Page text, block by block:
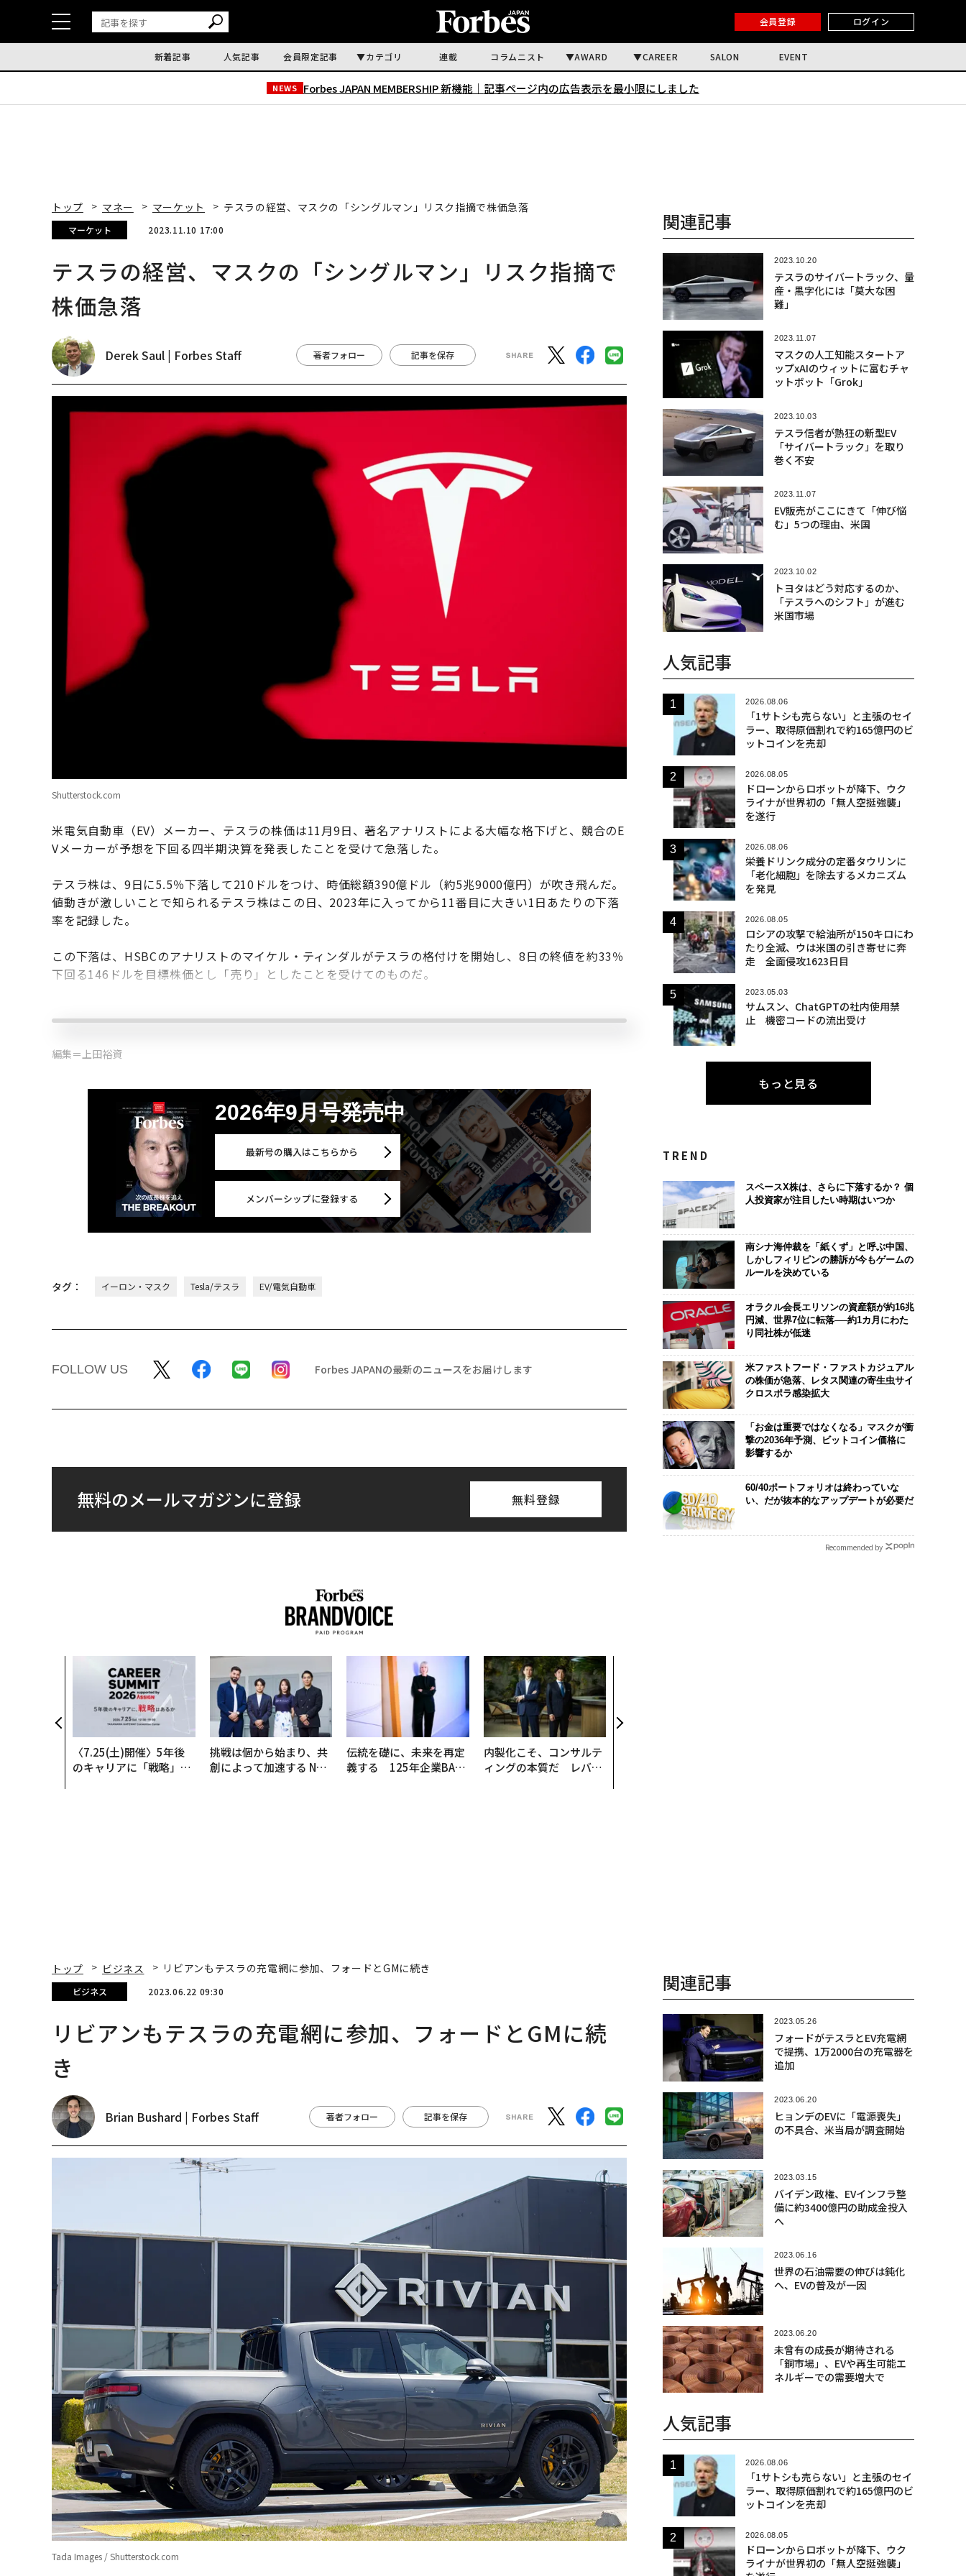
会員登録 ログイン
新着記事 人気記事 会員限定記事 カテゴリ 連載 コラムニスト AWARD CAREER SALON EVENT
NEWS Forbes JAPAN MEMBERSHIP 新機能｜ 記事ページ内の広告表示を最小限にしました
トップ マネー マーケット テスラの経営、マスクの「シングルマン」リスク指摘で株価急落
マーケット 2023.11.10 17:00
テスラの経営、マスクの「シングルマン」リスク指摘で
株価急落
Derek Saul | Forbes Staff 著者フォロー 記事を保存
Shutterstock.com
米電気自動車（EV）メーカー、テスラの株価は11月9日、著名アナリストによる大幅な格下げと、競合のE
Vメーカーが予想を下回る四半期決算を発表したことを受けて急落した。
テスラ株は、9日に5.5％下落して210ドルをつけ、時価総額390億ドル（約5兆9000億円）が吹き飛んだ。
値動きが激しいことで知られるテスラ株はこの日、2023年に入ってから11番目に大きい1日あたりの下落
率を記録した。
この下落は、HSBCのアナリストのマイケル・ティンダルがテスラの格付けを開始し、8日の終値を約33％
下回る146ドルを目標株価とし「売り」としたことを受けてのものだ。
編集＝上田裕資
2026年9月号発売中
最新号の購入はこちらから
メンバーシップに登録する
タグ： イーロン・マスク Tesla/テスラ EV/電気自動車
FOLLOW US Forbes JAPANの最新のニュースをお届けします
無料のメールマガジンに登録 無料登録
〈7.25(土)開催〉5年後
のキャリアに「戦略」は
挑戦は個から始まり、共
創によって加速する NOR
伝統を礎に、未来を再定
義する 125年企業BAT
内製化こそ、コンサルテ
ィングの本質だ レバレ
年の答え
関連記事
2023.10.20
テスラのサイバートラック、量
産・黒字化には「莫大な困
難」
2023.11.07
マスクの人工知能スタートア
ップxAIのウィットに富むチャ
ットボット「Grok」
2023.10.03
テスラ信者が熱狂の新型EV
「サイバートラック」を取り
巻く不安
2023.11.07
EV販売がここにきて「伸び悩
む」5つの理由、米国
2023.10.02
トヨタはどう対応するのか、
「テスラへのシフト」が進む
米国市場
人気記事
2026.08.06
「1サトシも売らない」と主張のセイ
ラー、取得原価割れで約165億円のビ
ットコインを売却
2026.08.05
ドローンからロボットが降下、ウク
ライナが世界初の「無人空挺強襲」
を遂行
2026.08.06
栄養ドリンク成分の定番タウリンに
「老化細胞」を除去するメカニズム
を発見
2026.08.05
ロシアの攻撃で給油所が150キロにわ
たり全滅、ウは米国の引き寄せに奔
走 全面侵攻1623日目
2023.05.03
サムスン、ChatGPTの社内使用禁
止 機密コードの流出受け
もっと見る
TREND
スペースX株は、さらに下落するか？ 個
人投資家が注目したい時期はいつか
南シナ海仲裁を「紙くず」と呼ぶ中国、
しかしフィリピンの勝訴が今もゲームの
ルールを決めている
オラクル会長エリソンの資産額が約16兆
円減、世界7位に転落──約1カ月にわた
り同社株が低迷
米ファストフード・ファストカジュアル
の株価が急落、レタス関連の寄生虫サイ
クロスポラ感染拡大
「お金は重要ではなくなる」マスクが衝
撃の2036年予測、ビットコイン価格に
影響するか
60/40ポートフォリオは終わっていな
い、だが抜本的なアップデートが必要だ
Recommended by
トップ ビジネス リビアンもテスラの充電網に参加、フォードとGMに続き
ビジネス 2023.06.22 09:30
リビアンもテスラの充電網に参加、フォードとGMに続
き
Brian Bushard | Forbes Staff 著者フォロー 記事を保存
Tada Images / Shutterstock.com
関連記事
2023.05.26
フォードがテスラとEV充電網
で提携、1万2000台の充電器を
追加
2023.06.20
ヒョンデのEVに「電源喪失」
の不具合、米当局が調査開始
2023.03.15
バイデン政権、EVインフラ整
備に約3400億円の助成金投入
へ
2023.06.16
世界の石油需要の伸びは鈍化
へ、EVの普及が一因
2023.06.20
未曾有の成長が期待される
「銅市場」、EVや再生可能エ
ネルギーでの需要増大で
人気記事
2026.08.06
「1サトシも売らない」と主張のセイ
ラー、取得原価割れで約165億円のビ
ットコインを売却
2026.08.05
ドローンからロボットが降下、ウク
ライナが世界初の「無人空挺強襲」